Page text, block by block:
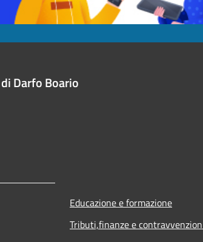
Darfo Boario
Educazione e formazione
Tributi,finanze e